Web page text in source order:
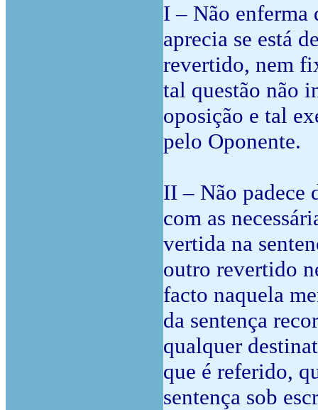
I – Não enferma
aprecia se está
revertido, nem
tal questão não
oposição e tal
pelo Oponente.
II – Não padece
com as
vertida na
outro revertido
facto naquela
da sentença
qualquer
que é referido,
sentença sob